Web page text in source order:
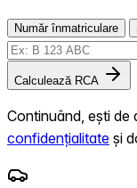
Număr înmatriculare
Calculează RCA
Continuând, ești de
confidențialitate și